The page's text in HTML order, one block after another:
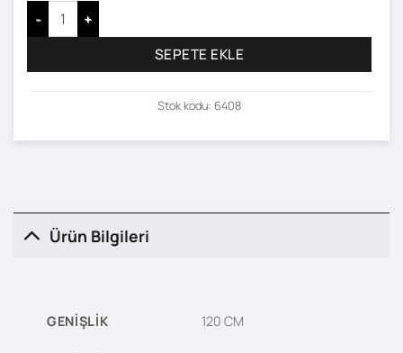
Roum Çalışma Masası - 120 x 58 adet
SEPETE EKLE
Stok kodu: 6408
Ürün Bilgileri
GENIŞLIK 120 CM